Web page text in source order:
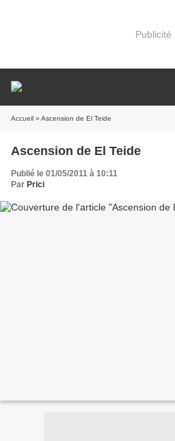
Publicité
Accueil » Ascension de El Teide
Ascension de El Teide
Publié le 01/05/2011 à 10:11
Par Prici